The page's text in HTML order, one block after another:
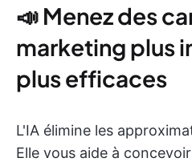
📣 Menez des
marketing plus
plus efficaces
L'IA élimine les
Elle vous aide à